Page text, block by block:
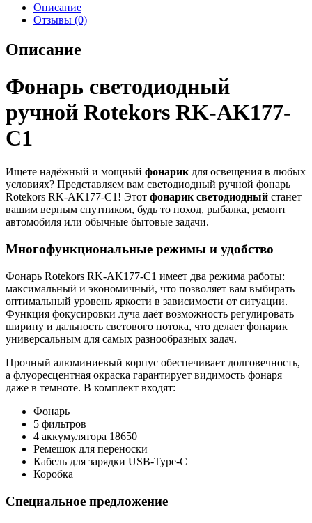
Описание
Отзывы (0)
Описание
Фонарь светодиодный
ручной Rotekors RK-AK177-
C1
Ищете надёжный и мощный фонарикдля освещения в любых
условиях? Представляем вам светодиодный ручной фонарь
Rotekors RK-AK177-C1! Этот фонарик светодиодный станет
вашим верным спутником, будь то поход, рыбалка, ремонт
автомобиля или обычные бытовые задачи.
Многофункциональные режимы и удобство
Фонарь Rotekors RK-AK177-C1 имеет два режима работы:
максимальный и экономичный, что позволяет вам выбирать
оптимальный уровень яркости в зависимости от ситуации.
Функция фокусировки луча даёт возможность регулировать
ширину и дальность светового потока, что делает фонарик
универсальным для самых разнообразных задач.
Прочный алюминиевый корпус обеспечивает долговечность,
а флуоресцентная окраска гарантирует видимость фонаря
даже в темноте. В комплект входят:
Фонарь
5 фильтров
4 аккумулятора 18650
Ремешок для переноски
Кабель для зарядки USB-Type-C
Коробка
Специальное предложение